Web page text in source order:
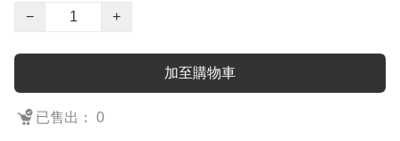
−
+
加至購物車
已售出： 0